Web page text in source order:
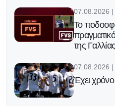
07.08.2026 |
Το
της
07.08.2026 |
Έχει